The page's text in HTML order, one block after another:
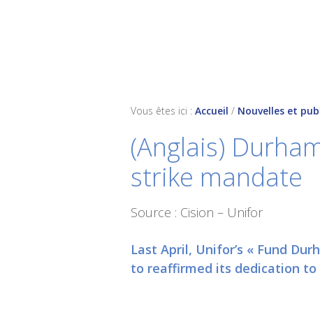
Vous êtes ici : Accueil / Nouvelles et
(Anglais)
strike mandate
Source : Cision – Unifor
Last April, Unifor’s « Fund
to reaffirmed its dedication to